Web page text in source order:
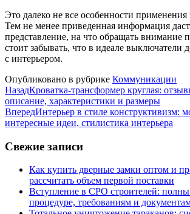
Это далеко не все особенности
Тем не менее приведенная информация
представление, на что обращать внимание
стоит забывать, что в идеале выключатели
с интерьером.
Опубликовано в рубрике Коммуникации
НазадКроватка-трансформер круглая:
описание, характеристики и размеры
ВпередИнтерьер в стиле конструктивизм:
интересные идеи, стилистика интерьера
Свежие записи
Как купить дверные замки оптом и
рассчитать объем первой поставки
Вступление в СРО строителей:
процедуре, требованиям и